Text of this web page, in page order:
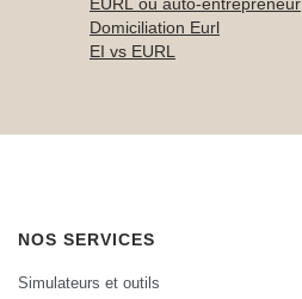
Domiciliation Eurl
EI vs EURL
NOS SERVICES
Simulateurs et outils